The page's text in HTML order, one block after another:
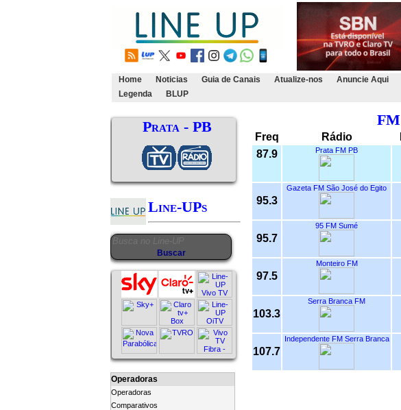
Home Noticias Guia de Canais Atualize-nos
Anuncie Aqui
Legenda
BLUP
Prata - PB
Line-UPs
Operadoras
Operadoras
Comparativos
FM
Freq Rádio
87.9
Prata FM PB
95.3
Gazeta FM São José do Egito
95.7
95 FM Sumé
97.5
Monteiro FM
103.3
Serra Branca FM
107.7
Independente FM Serra Branca